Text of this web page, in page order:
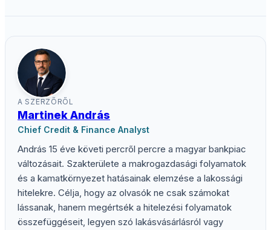
A SZERZŐRŐL
Martinek András
Chief Credit & Finance Analyst
András 15 éve követi percről percre a magyar bankpiac
változásait. Szakterülete a makrogazdasági folyamatok
és a kamatkörnyezet hatásainak elemzése a lakossági
hitelekre. Célja, hogy az olvasók ne csak számokat
lássanak, hanem megértsék a hitelezési folyamatok
összefüggéseit, legyen szó lakásvásárlásról vagy